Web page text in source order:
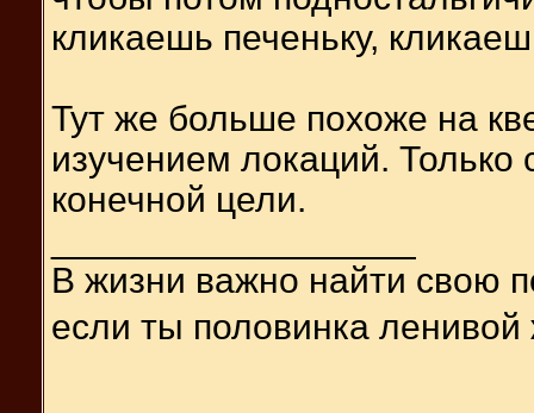
кликаешь печеньку,
Тут же больше похоже на
изучением локаций.
конечной цели.
В жизни важно найти свою
если ты половинка